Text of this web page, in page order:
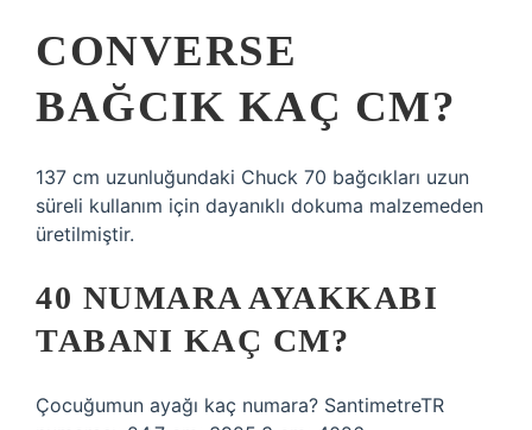
CONVERSE
BAĞCIK KAÇ CM?
137 cm uzunluğundaki Chuck 70 bağcıkları uzun
süreli kullanım için dayanıklı dokuma malzemeden
üretilmiştir.
40 NUMARA AYAKKABI
TABANI KAÇ CM?
Çocuğumun ayağı kaç numara? SantimetreTR